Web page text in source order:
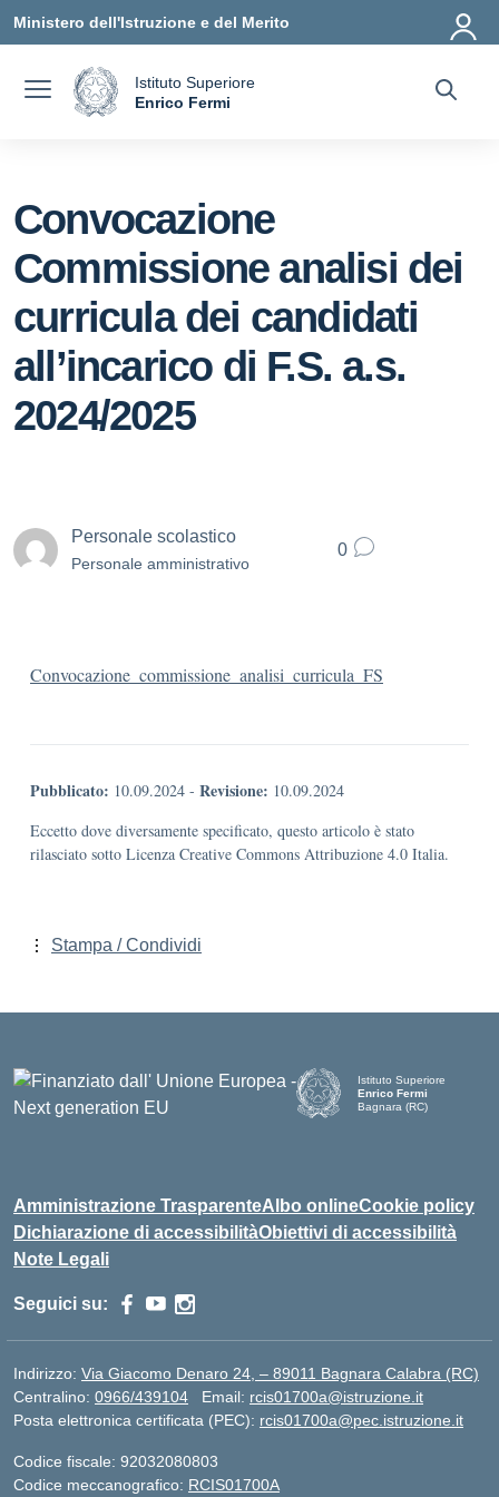
Ministero dell'Istruzione e del Merito
Istituto Superiore
Enrico Fermi
Convocazione
Commissione analisi dei
curricula dei candidati
all’incarico di F.S. a.s.
2024/2025
Personale scolastico
Personale amministrativo
0
Convocazione_commissione_analisi_curricula_FS
Pubblicato: 10.09.2024 - Revisione: 10.09.2024
Eccetto dove diversamente specificato, questo articolo è stato
rilasciato sotto Licenza Creative Commons Attribuzione 4.0 Italia.
Stampa / Condividi
Istituto Superiore
Enrico Fermi
Bagnara (RC)
Amministrazione TrasparenteAlbo onlineCookie policy
Dichiarazione di accessibilitàObiettivi di accessibilità
Note Legali
Seguici su:
Indirizzo: Via Giacomo Denaro 24, – 89011 Bagnara Calabra (RC)
Centralino: 0966/439104 Email: rcis01700a@istruzione.it
Posta elettronica certificata (PEC): rcis01700a@pec.istruzione.it
Codice fiscale: 92032080803
Codice meccanografico: RCIS01700A